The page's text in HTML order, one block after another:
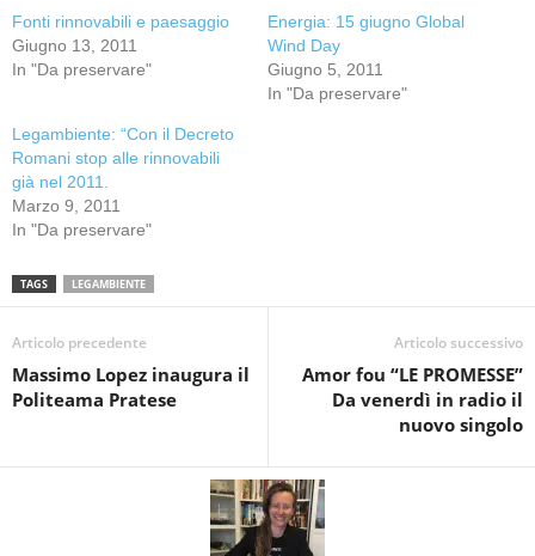
Fonti rinnovabili e paesaggio
Giugno 13, 2011
In "Da preservare"
Energia: 15 giugno Global
Wind Day
Giugno 5, 2011
In "Da preservare"
Legambiente: “Con il Decreto
Romani stop alle rinnovabili
già nel 2011.
Marzo 9, 2011
In "Da preservare"
TAGS LEGAMBIENTE
Articolo precedente
Massimo Lopez inaugura il
Politeama Pratese
Articolo successivo
Amor fou “LE PROMESSE”
Da venerdì in radio il
nuovo singolo